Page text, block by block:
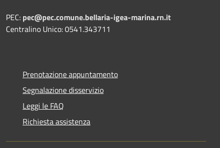
PEC: pec@pec.comune.bellaria-igea-marina.rn.it
Centralino Unico: 0541.343711
Prenotazione appuntamento
Segnalazione disservizio
Leggi le FAQ
Richiesta assistenza